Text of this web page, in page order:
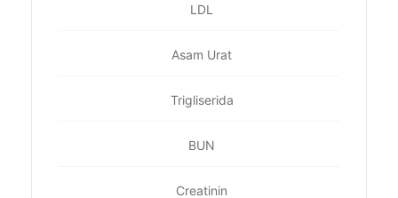
LDL
Asam Urat
Trigliserida
BUN
Creatinin